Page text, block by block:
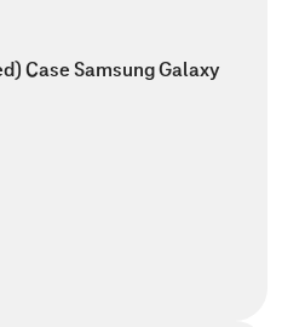
Case Samsung Galaxy